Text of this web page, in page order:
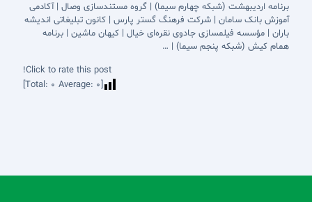
برنامه اردیبهشت (شبکه چهارم سیما) | گروه مستندسازی وصال | آکادمی
آموزش بانک سامان | شرکت فرهنگ گستر پارس | کانون تبلیغاتی اندیشه
باران | مؤسسه فیلمسازی جادوی نقره‌ای خیال | کیهان ماشین | برنامه
همام کیش (شبکه پنجم سیما) | …
Click to rate this post!
[Total:
0 Average: 0
]